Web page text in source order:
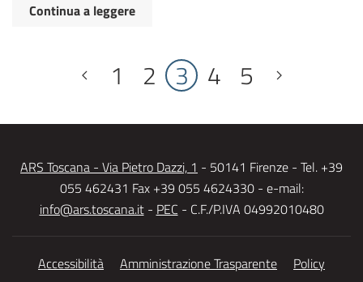
Continua a leggere
1 2 3 4 5
ARS Toscana - Via Pietro Dazzi, 1 - 50141 Firenze - Tel. +39
055 462431 Fax +39 055 4624330 - e-mail:
info@ars.toscana.it- PEC - C.F./P.IVA 04992010480
Accessibilità Amministrazione Trasparente
Policy